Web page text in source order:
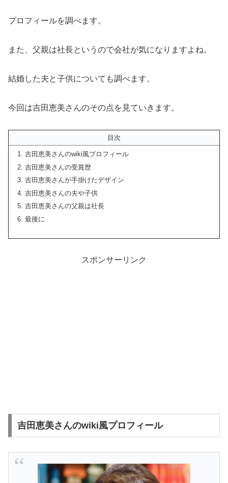
プロフィールを調べます。
また、父親は社長というので会社が気になりますよね。
結婚した夫と子供についても調べます。
今回は吉田恵美さんのその点を見ていきます。
目次
吉田恵美さんのwiki風プロフィール
吉田恵美さんの受賞歴
吉田恵美さんが手掛けたデザイン
吉田恵美さんの夫や子供
吉田恵美さんの父親は社長
最後に
スポンサーリンク
吉田恵美さんのwiki風プロフィール